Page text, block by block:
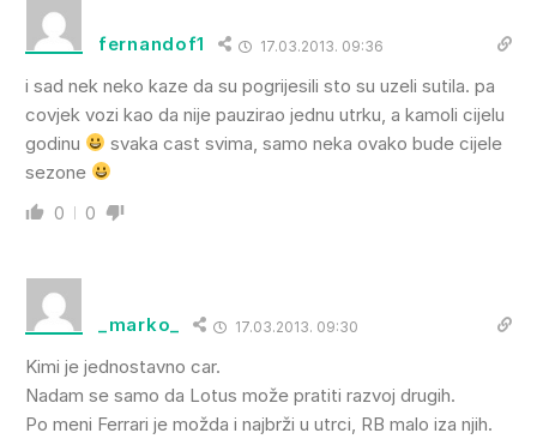
fernandof1 17.03.2013. 09:36
i sad nek neko kaze da su pogrijesili sto su uzeli sutila. pa
covjek vozi kao da nije pauzirao jednu utrku, a kamoli cijelu
godinu
svaka cast svima, samo neka ovako bude cijele
sezone
0 0
_marko_ 17.03.2013. 09:30
Kimi je jednostavno car.
Nadam se samo da Lotus može pratiti razvoj drugih.
Po meni Ferrari je možda i najbrži u utrci, RB malo iza njih.